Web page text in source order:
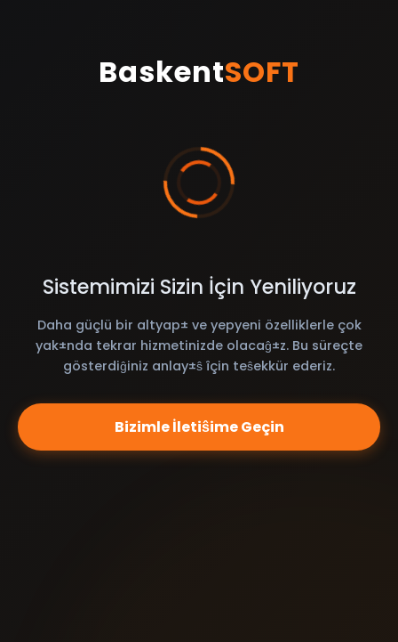
BaskentSOFT
Sistemimizi Sizin İçin Yeniliyoruz
Daha güçlü bir altyap± ve yepyeni özelliklerle çok
yak±nda tekrar hizmetinizde olacaĝ±z. Bu süreçte
gösterdiĝiniz anlay±ŝ îçin teŝekkür ederiz.
Bizimle İletiŝime Geçin